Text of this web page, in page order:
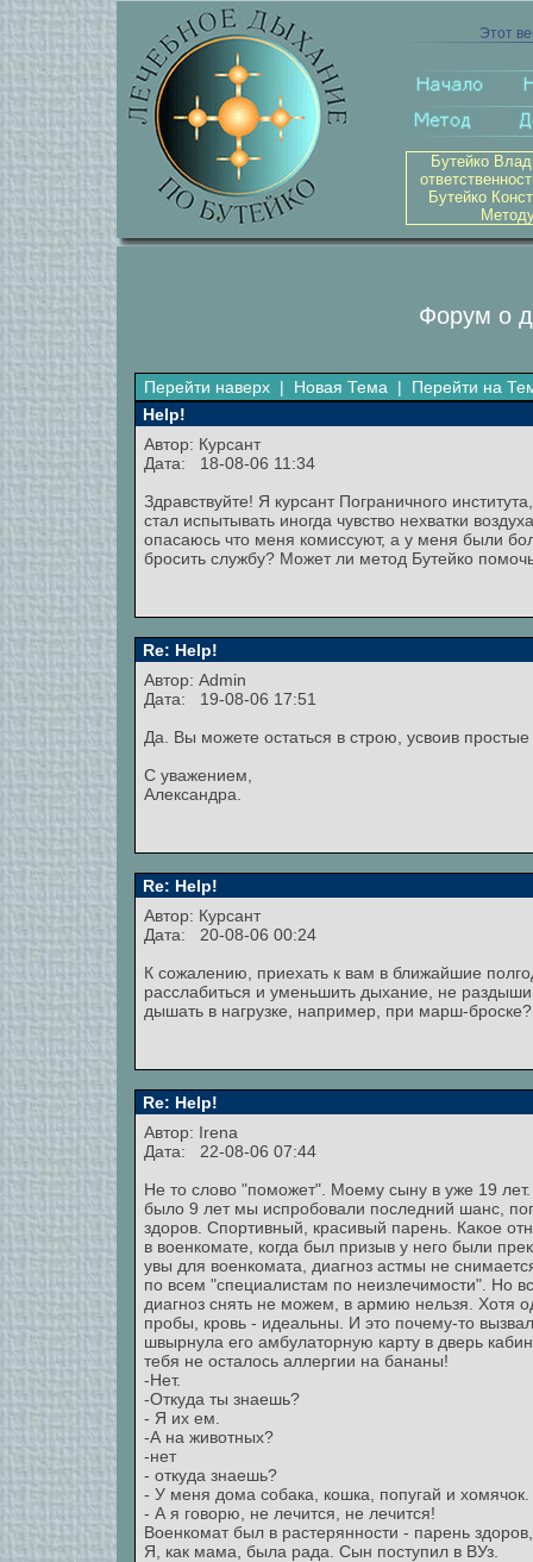
Этот
Бутейко
Бутейко
Форум о
Перейти наверх | Новая Тема | Перейти на
Help!
Автор: Курсант
Дата: 18-08-06 11:34
Здравствуйте! Я курсант Пограничного
стал испытывать иногда чувство нехватки
опасаюсь что меня комиссуют, а у меня были
бросить службу? Может ли метод Бутейко
Re: Help!
Автор: Admin
Дата: 19-08-06 17:51
Да. Вы можете остаться в строю, усвоив
С уважением,
Александра.
Re: Help!
Автор: Курсант
Дата: 20-08-06 00:24
К сожалению, приехать к вам в ближайшие
расслабиться и уменьшить дыхание, не
дышать в нагрузке, например, при марш-
Re: Help!
Автор: Irena
Дата: 22-08-06 07:44
Не то слово "поможет". Моему сыну в уже 19
было 9 лет мы испробовали последний шанс,
здоров. Спортивный, красивый парень. Какое
в военкомате, когда был призыв у него были
увы для военкомата, диагноз астмы не
по всем "специалистам по неизлечимости". Но
диагноз снять не можем, в армию нельзя. Хотя
пробы, кровь - идеальны. И это почему-то
швырнула его амбулаторную карту в дверь
тебя не осталось аллергии на бананы!
-Нет.
-Откуда ты знаешь?
- Я их ем.
-А на животных?
-нет
- откуда знаешь?
- У меня дома собака, кошка, попугай и хомячок.
- А я говорю, не лечится, не лечится!
Военкомат был в растерянности - парень
Я, как мама, была рада. Сын поступил в ВУз.